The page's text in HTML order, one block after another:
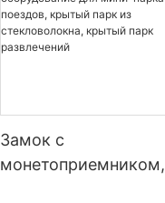
Замок с
монетоприемником,